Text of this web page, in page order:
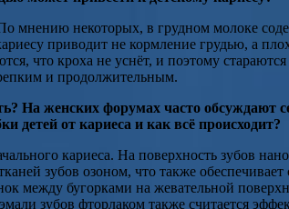
некоторых, в грудном молоке
приводит не кормление грудью, а
что кроха не уснёт, и поэтому
и продолжительным.
женских форумах часто обсуждают
детей от кариеса и как всё происходит?
кариеса. На поверхность зубов
зубов озоном, что также
между бугорками на жевательной
зубов фторлаком также считается